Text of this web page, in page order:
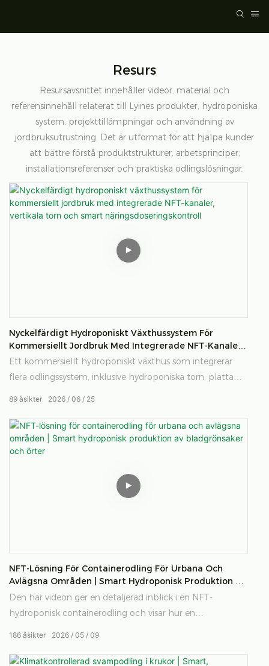
Resurs
Resursavsnittet innehåller videor, material och
referensinnehåll relaterat till Lyines produkter, hydroponiska
system, projekttillämpningar och användning av
jordbruksutrustning. Det är utformat för att hjälpa kunder
att bättre förstå produktstrukturer, arbetsprinciper,
installationsreferenser och praktiska odlingslösningar.
Nyckelfärdigt Hydroponiskt Växthussystem För
Kommersiellt Jordbruk Med Integrerade NFT-Kanaler,
Vertikala Torn Och Smart Näringsdoseringskontroll
Ett kommersiellt hydroponiskt växthus som integrerar
flera odlingssystem, inklusive hydroponiska torn, platta
EC- och pH-näringsdoseringskontroll.
2026 06 25
89 åsikter
NFT-Lösning För Containerodling För Urbana Och
Avlägsna Områden | Smart Hydroponisk Produktion Av
Bladgrönsaker Och Örter
Den här videon ger en detaljerad inblick i en NFT-
hydroponisk containerodling och visar hur en
vattenbesparande NFT-teknik för urbana och
2026 05 09
186 åsikter